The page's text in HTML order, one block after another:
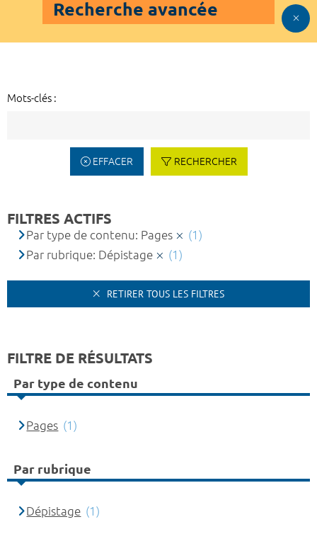
Recherche avancée
Mots-clés :
EFFACER RECHERCHER
FILTRES ACTIFS
Par type de contenu: Pages
(1)
Par rubrique: Dépistage
(1)
RETIRER TOUS LES FILTRES
FILTRE DE RÉSULTATS
Par type de contenu
Pages (1)
Par rubrique
Dépistage (1)